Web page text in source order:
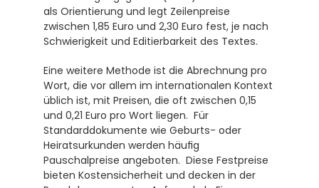
als Orientierung und legt Zeilenpreise
zwischen 1,85 Euro und 2,30 Euro fest, je nach
Schwierigkeit und Editierbarkeit des Textes.
Eine weitere Methode ist die Abrechnung pro
Wort, die vor allem im internationalen Kontext
üblich ist, mit Preisen, die oft zwischen 0,15
und 0,21 Euro pro Wort liegen.  Für
Standarddokumente wie Geburts- oder
Heiratsurkunden werden häufig
Pauschalpreise angeboten.  Diese Festpreise
bieten Kostensicherheit und decken in der